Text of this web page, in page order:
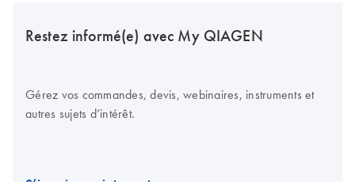
Restez informé(e) avec My QIAGEN
Gérez vos commandes, devis, webinaires, instruments et
autres sujets d’intérêt.